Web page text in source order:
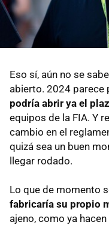
Eso sí, aún no se
abierto. 2024 parece
podría abrir ya el
equipos de la FIA. Y
cambio en el
quizá sea un buen
llegar rodado.
Lo que de momento
fabricaría su propio
ajeno, como ya